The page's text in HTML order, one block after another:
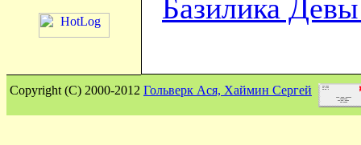
Базилика
Сopyright (C) 2000-2012 Гольверк Ася, Хаймин Сергей